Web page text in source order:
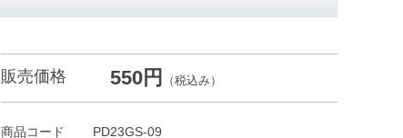
販売価格 550円 （税込み）
商品コード PD23GS-09